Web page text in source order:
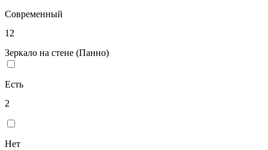
Современный
12
Зеркало на стене (Панно)
Есть
2
Нет